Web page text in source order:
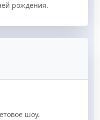
рождения.
шоу.